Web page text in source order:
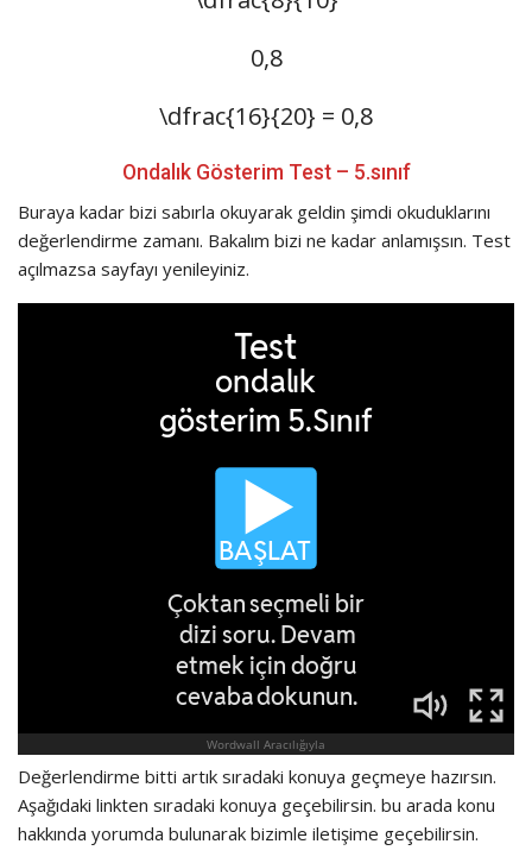
0,8
\dfrac{16}{20} = 0,8
Ondalık Gösterim Test – 5.sınıf
Buraya kadar bizi sabırla okuyarak geldin şimdi okuduklarını
değerlendirme zamanı. Bakalım bizi ne kadar anlamışsın. Test
açılmazsa sayfayı yenileyiniz.
Değerlendirme bitti artık sıradaki konuya geçmeye hazırsın.
Aşağıdaki linkten sıradaki konuya geçebilirsin. bu arada konu
hakkında yorumda bulunarak bizimle iletişime geçebilirsin.